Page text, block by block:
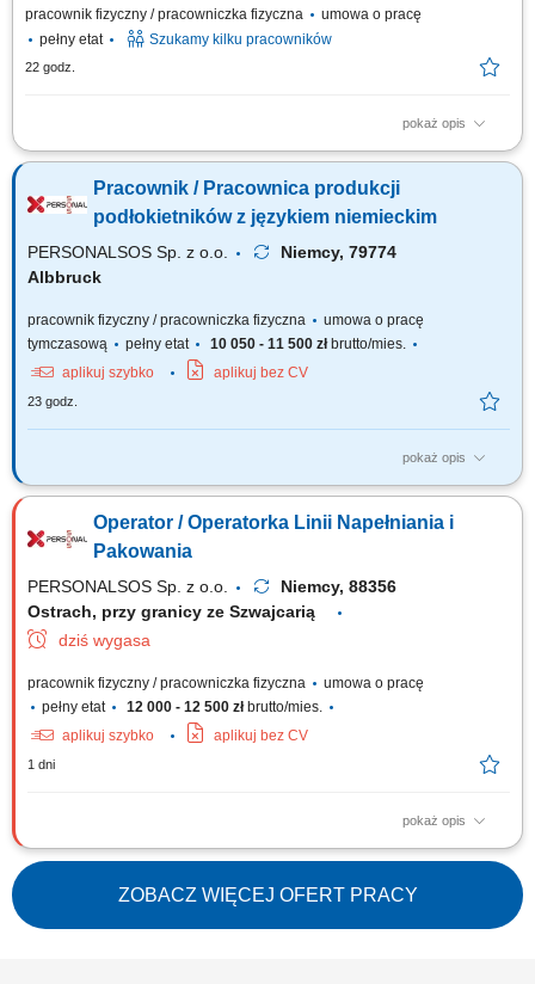
pracownik fizyczny / pracowniczka fizyczna
umowa o pracę
pełny etat
Szukamy kilku pracowników
22 godz.
pokaż opis
Opis zadań: Obsługa linii produkcyjnej wyrobów z czekolady; Pakowanie
wsparcie bieżących prac na hali;
Pracownik / Pracownica produkcji
podłokietników z językiem niemieckim
PERSONALSOS Sp. z o.o.
Niemcy, 79774
Albbruck
pracownik fizyczny / pracowniczka fizyczna
umowa o pracę
tymczasową
pełny etat 10 050 - 11 500 złbrutto/mies.
aplikuj szybko
aplikuj bez CV
23 godz.
pokaż opis
Zadania: Praca przy produkcji elementów z pianki poliuretanowej W
wprowadzanie pianki do formy; wyjmowanie gotowych elementów z form;
napełnianie form pianką; kontrola koloru oraz jakości wyrobu
Operator / Operatorka Linii Napełniania i
Pakowania
PERSONALSOS Sp. z o.o.
Niemcy, 88356
Ostrach, przy granicy ze Szwajcarią
dziś wygasa
pracownik fizyczny / pracowniczka fizyczna
umowa o pracę
pełny etat
12 000 - 12 500 złbrutto/mies.
aplikuj szybko
aplikuj bez CV
1 dni
pokaż opis
Opis stanowiska Nadzór techniczny oraz fizyczna realizacja operacji
rozładunkowych i załadunkowych specjalistycznych zbiorników oraz
tanków przemysłowych. Prowadzenie procesu dozowania i rozlewu
płynnych komponentów chemicznych do odpowiednich pojemników
zbiorczych. Wizualna ocena...
ZOBACZ WIĘCEJ OFERT PRACY